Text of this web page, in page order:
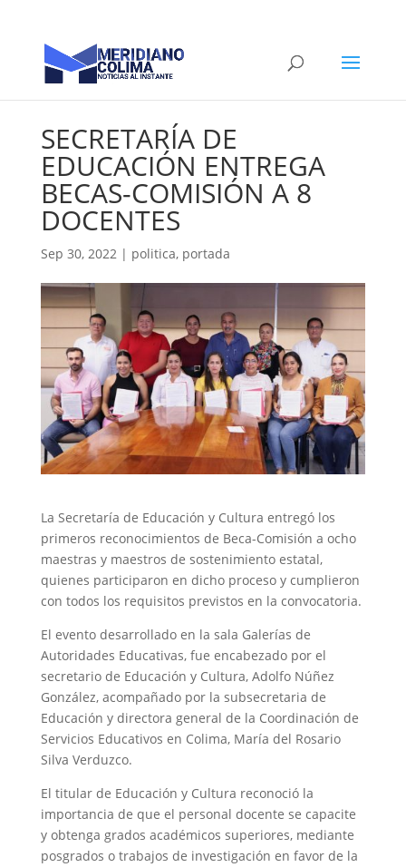
SECRETARÍA DE
EDUCACIÓN ENTREGA
BECAS-COMISIÓN A 8
DOCENTES
Sep 30, 2022| politica, portada
La Secretaría de Educación y Cultura entregó los
primeros reconocimientos de Beca-Comisión a ocho
maestras y maestros de sostenimiento estatal,
quienes participaron en dicho proceso y cumplieron
con todos los requisitos previstos en la convocatoria.
El evento desarrollado en la sala Galerías de
Autoridades Educativas, fue encabezado por el
secretario de Educación y Cultura, Adolfo Núñez
González, acompañado por la subsecretaria de
Educación y directora general de la Coordinación de
Servicios Educativos en Colima, María del Rosario
Silva Verduzco.
El titular de Educación y Cultura reconoció la
importancia de que el personal docente se capacite
y obtenga grados académicos superiores, mediante
posgrados o trabajos de investigación en favor de la